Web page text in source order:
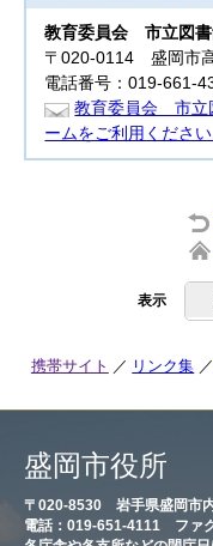
教育委員会市立図
〒020-0114 盛岡市
電話番号：019-661-
教育委員会 市立
ームをご利用ください
表示
携帯サイト リンク集
盛岡市役所
〒020-8530 岩手県盛岡市
電話：019-651-4111 ファ